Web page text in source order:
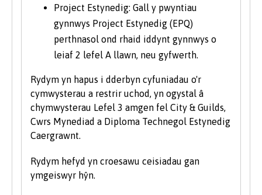
Project Estynedig: Gall y pwyntiau
gynnwys Project Estynedig (EPQ)
perthnasol ond rhaid iddynt gynnwys o
leiaf 2 lefel A llawn, neu gyfwerth.
Rydym yn hapus i dderbyn cyfuniadau o'r
cymwysterau a restrir uchod, yn ogystal â
chymwysterau Lefel 3 amgen fel City & Guilds,
Cwrs Mynediad a Diploma Technegol Estynedig
Caergrawnt.
Rydym hefyd yn croesawu ceisiadau gan
ymgeiswyr hŷn.